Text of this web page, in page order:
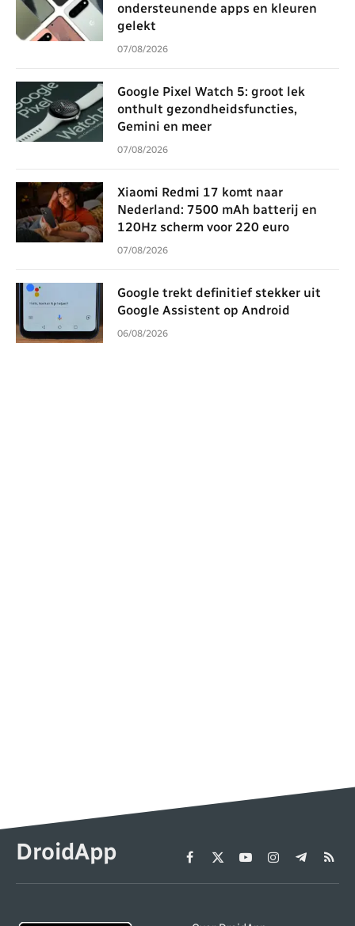
ondersteunende apps en kleuren
gelekt
07/08/2026
Google Pixel Watch 5: groot lek
onthult gezondheidsfuncties,
Gemini en meer
07/08/2026
Xiaomi Redmi 17 komt naar
Nederland: 7500 mAh batterij en
120Hz scherm voor 220 euro
07/08/2026
Google trekt definitief stekker uit
Google Assistent op Android
06/08/2026
DroidApp Facebook
X
(Twitter)
YouTubeInstagram
Telegram
RSS